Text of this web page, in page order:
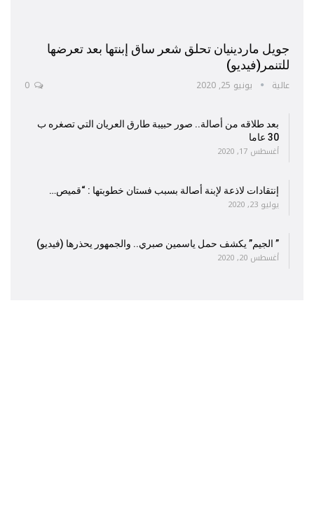
جويل ماردينيان تحلق شعر ساق إبنتها بعد تعرضها
للتنمر(فيديو)
عالية يونيو 25, 2020
بعد طلاقه من أصالة.. صور حبيبة طارق العريان التي تصغره ب
30 عاما
أغسطس 17, 2020
إنتقادات لاذعة لإبنة أصالة بسبب فستان خطوبتها : “قميص…
يوليو 23, 2020
” الجيم” يكشف حمل ياسمين صبري.. والجمهور يحذرها (فيديو)
أغسطس 20, 2020